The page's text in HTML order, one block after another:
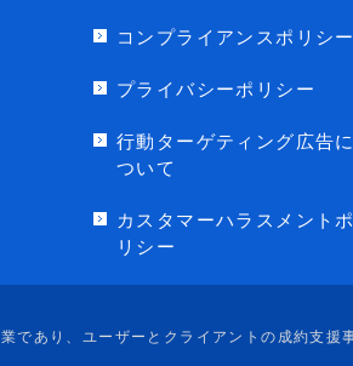
コンプライアンスポリシー
プライバシーポリシー
行動ターゲティング広告に
ついて
カスタマーハラスメントポ
リシー